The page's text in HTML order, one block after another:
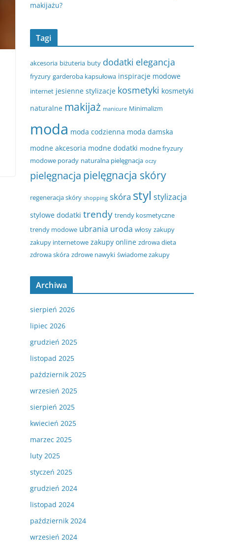
makijażu?
Tagi
akcesoria biżuteria buty dodatki elegancja
fryzury garderoba kapsułowa inspiracje modowe
internet jesienne stylizacje kosmetyki kosmetyki
naturalne makijaż manicure Minimalizm
moda moda codzienna moda damska
modne akcesoria modne dodatki modne fryzury
modowe porady naturalna pielęgnacja oczy
pielęgnacja pielęgnacja skóry
regeneracja skóry shopping skóra styl stylizacja
stylowe dodatki trendy trendy kosmetyczne
trendy modowe ubrania uroda włosy zakupy
zakupy internetowe zakupy online zdrowa dieta
zdrowa skóra zdrowe nawyki świadome zakupy
Archiwa
sierpień 2026
lipiec 2026
grudzień 2025
listopad 2025
październik 2025
wrzesień 2025
sierpień 2025
kwiecień 2025
marzec 2025
luty 2025
styczeń 2025
grudzień 2024
listopad 2024
październik 2024
wrzesień 2024